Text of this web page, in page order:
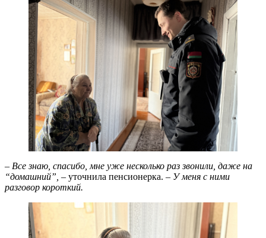
– Все знаю, спасибо, мне уже несколько раз звонили, даже на
“домашний”, – уточнила пенсионерка. – У меня с ними
разговор короткий.